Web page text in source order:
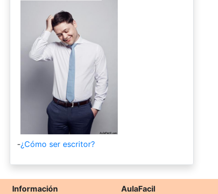
-¿Cómo ser escritor?
Información
AulaFacil